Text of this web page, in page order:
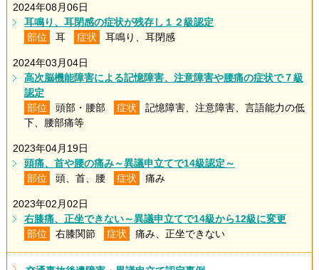
2024年08月06日
耳鳴り、耳閉感の症状が残存し１２級認定
部位
耳 症状 耳鳴り、耳閉感
2024年03月04日
高次脳機能障害による記憶障害、注意障害や腰痛の症状で７級
認定
部位
頭部・腰部 症状
記憶障害、注意障害、言語能力の低
下、腰部痛等
2023年04月19日
頭痛、首や腰の痛み～異議申立てで14級認定～
部位
頭、首、腰 症状 痛み
2023年02月02日
右膝痛、正坐できない～異議申立てで14級から12級に変更
部位
右膝関節 症状 痛み、正坐できない